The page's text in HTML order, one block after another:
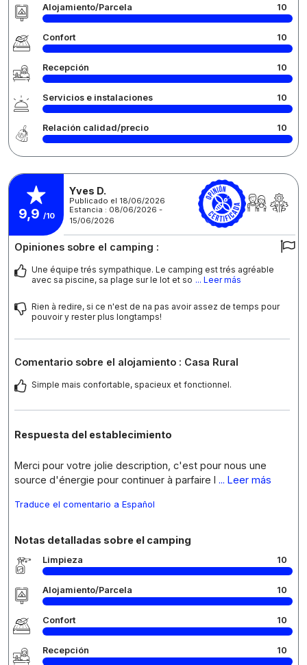
Alojamiento/Parcela 10
Confort 10
Recepción 10
Servicios e instalaciones 10
Relación calidad/precio 10
9,9 /10
Yves D.
Publicado el 18/06/2026
Estancia : 08/06/2026 -
15/06/2026
Opiniones sobre el camping :
Une équipe trés sympathique. Le camping est trés agréable
avec sa piscine, sa plage sur le lot et so ... Leer más
Rien à redire, si ce n'est de na pas avoir assez de temps pour
pouvoir y rester plus longtamps!
Comentario sobre el alojamiento : Casa Rural
Simple mais confortable, spacieux et fonctionnel.
Respuesta del establecimiento
Merci pour votre jolie description, c'est pour nous une
source d'énergie pour continuer à parfaire l ... Leer más
Traduce el comentario a Español
Notas detalladas sobre el camping
Limpieza 10
Alojamiento/Parcela 10
Confort 10
Recepción 10